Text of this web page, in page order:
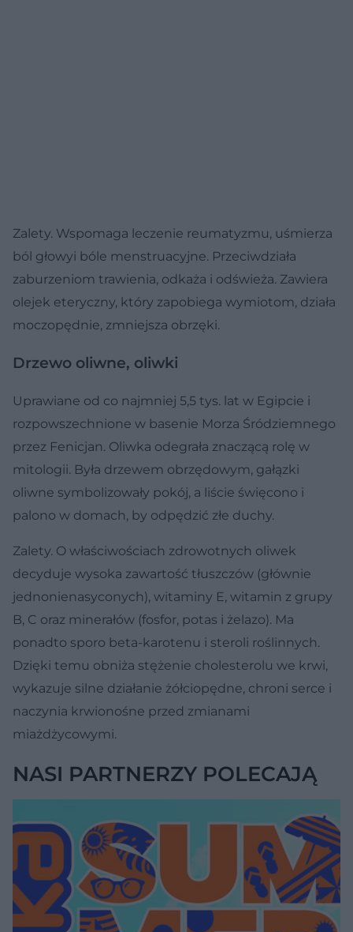
Zalety. Wspomaga leczenie reumatyzmu, uśmierza
ból głowyi bóle menstruacyjne. Przeciwdziała
zaburzeniom trawienia, odkaża i odświeża. Zawiera
olejek eteryczny, który zapobiega wymiotom, działa
moczopędnie, zmniejsza obrzęki.
Drzewo oliwne, oliwki
Uprawiane od co najmniej 5,5 tys. lat w Egipcie i
rozpowszechnione w basenie Morza Śródziemnego
przez Fenicjan. Oliwka odegrała znaczącą rolę w
mitologii. Była drzewem obrzędowym, gałązki
oliwne symbolizowały pokój, a liście święcono i
palono w domach, by odpędzić złe duchy.
Zalety. O właściwościach zdrowotnych oliwek
decyduje wysoka zawartość tłuszczów (głównie
jednonienasyconych), witaminy E, witamin z grupy
B, C oraz minerałów (fosfor, potas i żelazo). Ma
ponadto sporo beta-karotenu i steroli roślinnych.
Dzięki temu obniża stężenie cholesterolu we krwi,
wykazuje silne działanie żółciopędne, chroni serce i
naczynia krwionośne przed zmianami
miażdżycowymi.
NASI PARTNERZY POLECAJĄ